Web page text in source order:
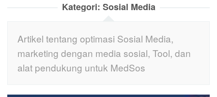
Kategori: Sosial Media
Artikel tentang optimasi Sosial Media,
marketing dengan media sosial, Tool, dan
alat pendukung untuk MedSos